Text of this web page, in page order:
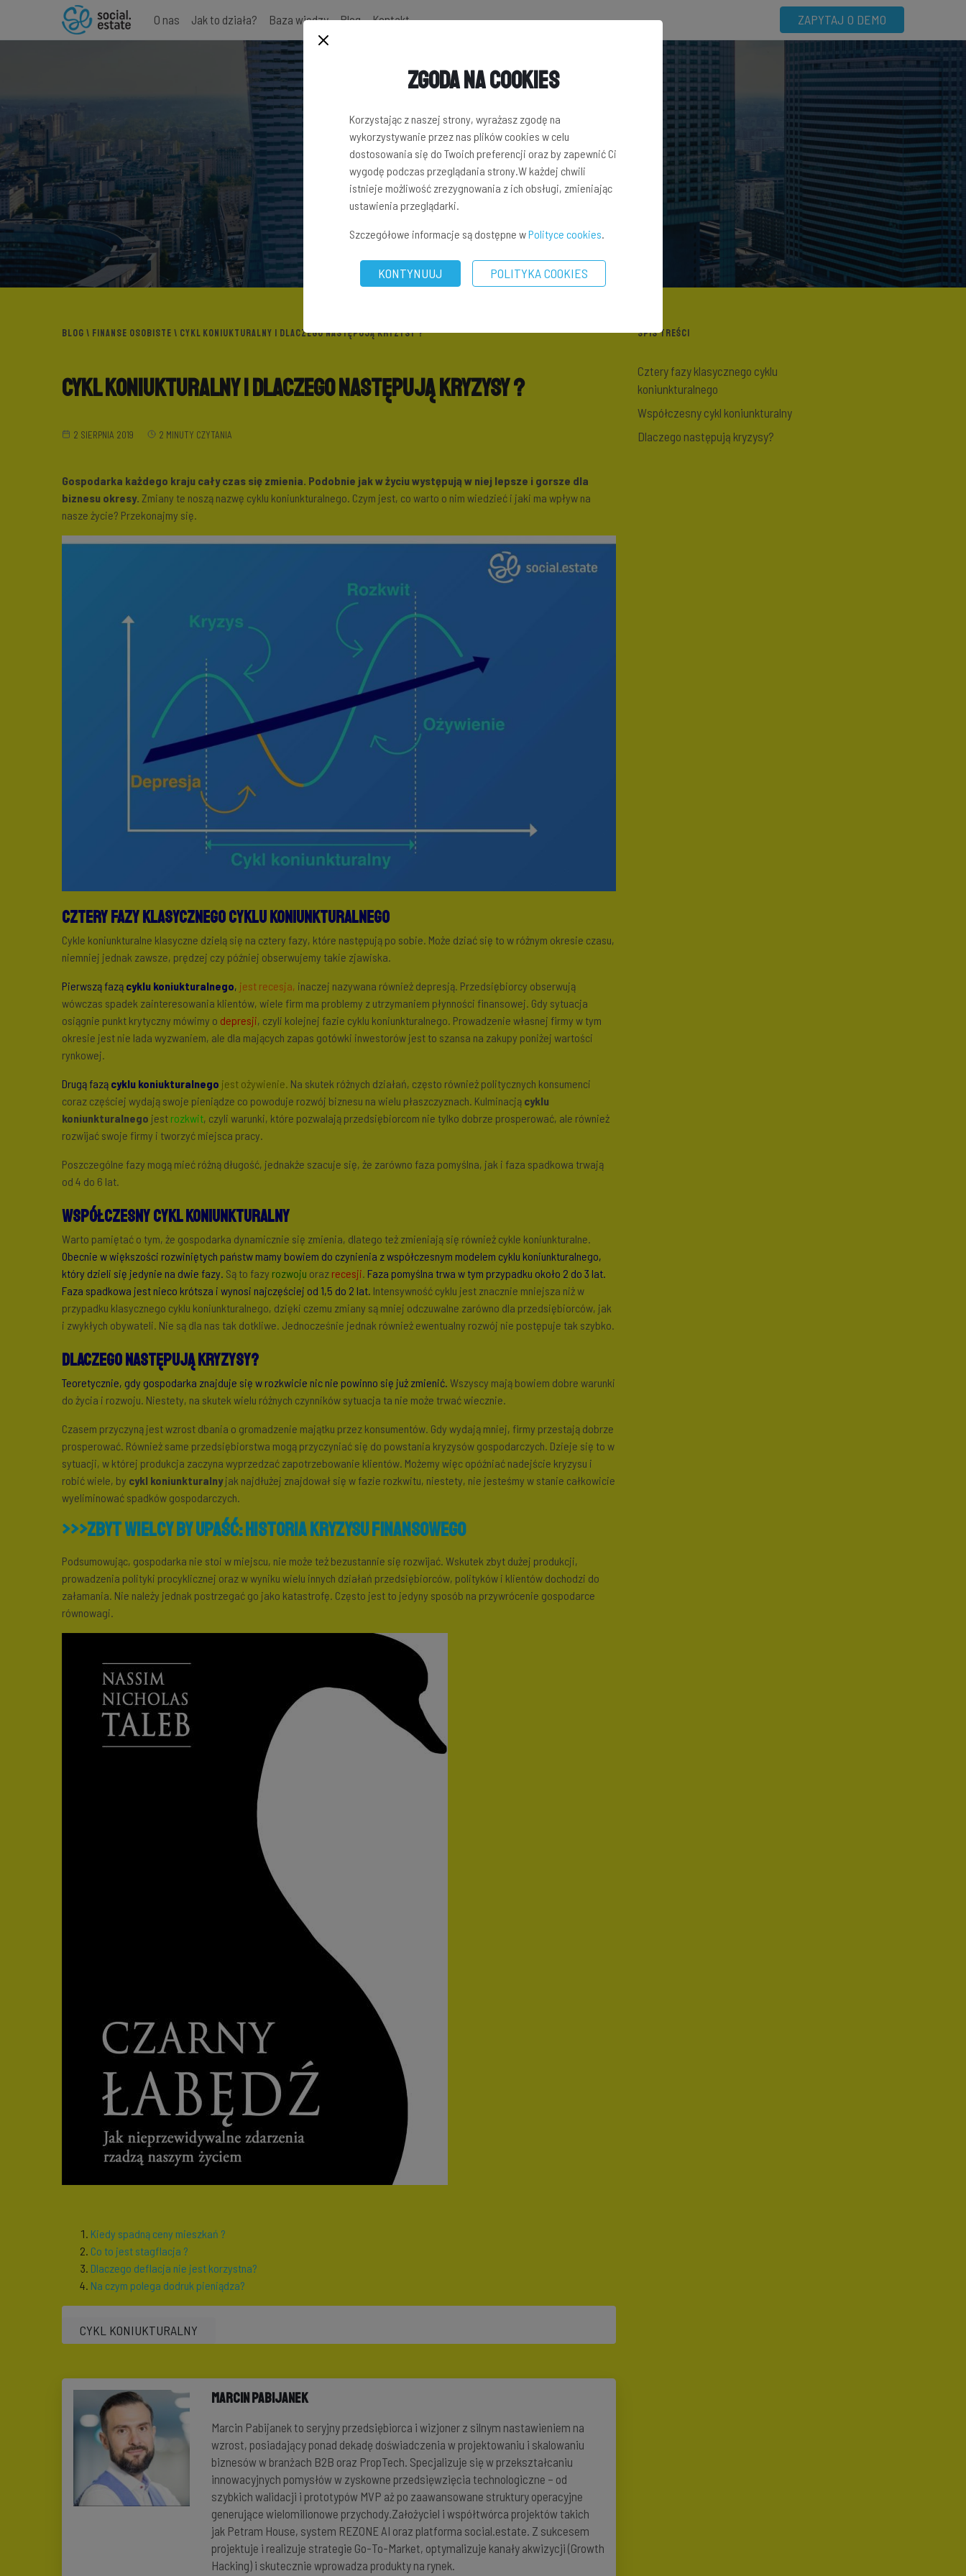
ZAPYTAJ O DEMO
O nas Jak to działa? Baza wiedzy Blog Kontakt
BLOG \ FINANSE OSOBISTE \ CYKL KONIUKTURALNY I DLACZEGO NASTĘPUJĄ KRYZYSY ?
Cykl koniukturalny i dlaczego następują kryzysy ?
2 SIERPNIA 2019 2 MINUTY CZYTANIA
Gospodarka każdego kraju cały czas się zmienia. Podobnie jak w życiu występują w niej lepsze i gorsze dla
biznesu okresy. Zmiany te noszą nazwę cyklu koniunkturalnego. Czym jest, co warto o nim wiedzieć i jaki ma wpływ na
nasze życie? Przekonajmy się.
Cztery fazy klasycznego cyklu koniunkturalnego
Cykle koniunkturalne klasyczne dzielą się na cztery fazy, które następują po sobie. Może dziać się to w różnym okresie czasu,
niemniej jednak zawsze, prędzej czy później obserwujemy takie zjawiska.
Pierwszą fazą cyklu koniukturalnego, jest recesja, inaczej nazywana również depresją. Przedsiębiorcy obserwują
wówczas spadek zainteresowania klientów, wiele firm ma problemy z utrzymaniem płynności finansowej. Gdy sytuacja
osiągnie punkt krytyczny mówimy o depresji, czyli kolejnej fazie cyklu koniunkturalnego. Prowadzenie własnej firmy w tym
okresie jest nie lada wyzwaniem, ale dla mających zapas gotówki inwestorów jest to szansa na zakupy poniżej wartości
rynkowej.
Drugą fazą cyklu koniukturalnego jest ożywienie. Na skutek różnych działań, często również politycznych konsumenci
coraz częściej wydają swoje pieniądze co powoduje rozwój biznesu na wielu płaszczyznach. Kulminacją cyklu
koniunkturalnego jest rozkwit, czyli warunki, które pozwalają przedsiębiorcom nie tylko dobrze prosperować, ale również
rozwijać swoje firmy i tworzyć miejsca pracy.
Poszczególne fazy mogą mieć różną długość, jednakże szacuje się, że zarówno faza pomyślna, jak i faza spadkowa trwają
od 4 do 6 lat.
Współczesny cykl koniunkturalny
Warto pamiętać o tym, że gospodarka dynamicznie się zmienia, dlatego też zmieniają się również cykle koniunkturalne.
Obecnie w większości rozwiniętych państw mamy bowiem do czynienia z współczesnym modelem cyklu koniunkturalnego,
który dzieli się jedynie na dwie fazy. Są to fazy rozwoju oraz recesji. Faza pomyślna trwa w tym przypadku około 2 do 3 lat.
Faza spadkowa jest nieco krótsza i wynosi najczęściej od 1,5 do 2 lat. Intensywność cyklu jest znacznie mniejsza niż w
przypadku klasycznego cyklu koniunkturalnego, dzięki czemu zmiany są mniej odczuwalne zarówno dla przedsiębiorców, jak
i zwykłych obywateli. Nie są dla nas tak dotkliwe. Jednocześnie jednak również ewentualny rozwój nie postępuje tak szybko.
Dlaczego następują kryzysy?
Teoretycznie, gdy gospodarka znajduje się w rozkwicie nic nie powinno się już zmienić. Wszyscy mają bowiem dobre warunki
do życia i rozwoju. Niestety, na skutek wielu różnych czynników sytuacja ta nie może trwać wiecznie.
Czasem przyczyną jest wzrost dbania o gromadzenie majątku przez konsumentów. Gdy wydają mniej, firmy przestają dobrze
prosperować. Również same przedsiębiorstwa mogą przyczyniać się do powstania kryzysów gospodarczych. Dzieje się to w
sytuacji, w której produkcja zaczyna wyprzedzać zapotrzebowanie klientów. Możemy więc opóźniać nadejście kryzysu i
robić wiele, by cykl koniunkturalnyjak najdłużej znajdował się w fazie rozkwitu, niestety, nie jesteśmy w stanie całkowicie
wyeliminować spadków gospodarczych.
>>>Zbyt wielcy by upaść: historia kryzysu finansowego
Podsumowując, gospodarka nie stoi w miejscu, nie może też bezustannie się rozwijać. Wskutek zbyt dużej produkcji,
prowadzenia polityki procyklicznej oraz w wyniku wielu innych działań przedsiębiorców, polityków i klientów dochodzi do
załamania. Nie należy jednak postrzegać go jako katastrofę. Często jest to jedyny sposób na przywrócenie gospodarce
równowagi.
Kiedy spadną ceny mieszkań ?
Co to jest stagflacja ?
Dlaczego deflacja nie jest korzystna?
Na czym polega dodruk pieniądza?
CYKL KONIUKTURALNY
Marcin Pabijanek
Marcin Pabijanek to seryjny przedsiębiorca i wizjoner z silnym nastawieniem na
wzrost, posiadający ponad dekadę doświadczenia w projektowaniu i skalowaniu
biznesów w branżach B2B oraz PropTech. Specjalizuje się w przekształcaniu
innowacyjnych pomysłów w zyskowne przedsięwzięcia technologiczne – od
szybkich walidacji i prototypów MVP aż po zaawansowane struktury operacyjne
generujące wielomilionowe przychody.Założyciel i współtwórca projektów takich
jak Petram House, system REZONE AI oraz platforma social.estate. Z sukcesem
projektuje i realizuje strategie Go-To-Market, optymalizuje kanały akwizycji (Growth
Hacking) i skutecznie wprowadza produkty na rynek.
SPIS TREŚCI
Cztery fazy klasycznego cyklu
koniunkturalnego
Współczesny cykl koniunkturalny
Dlaczego następują kryzysy?
Zgoda na Cookies
Korzystając z naszej strony, wyrażasz zgodę na
wykorzystywanie przez nas plików cookies w celu
dostosowania się do Twoich preferencji oraz by zapewnić Ci
wygodę podczas przeglądania strony.W każdej chwili
istnieje możliwość zrezygnowania z ich obsługi, zmieniając
ustawienia przeglądarki.
Szczegółowe informacje są dostępne wPolityce cookies.
KONTYNUUJ POLITYKA COOKIES